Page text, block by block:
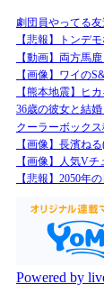
劇団員やってる
【悲報】トンデ
【動画】両方馬
【画像】ワイの
【熊本地震】ヒ
36歳の彼女と結
クーラーボック
【画像】長濱ね
【画像】人気V
【悲報】2050年
Powered by